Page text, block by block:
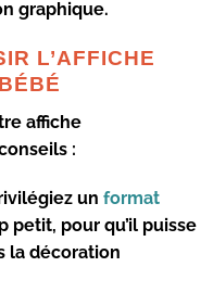
graphique.
L’AFFICHE
affiche
:
un format
petit, pour qu’il puisse
la décoration